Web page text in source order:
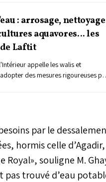
: arrosage, nettoyage
aquavores... les
Laftit
appelle les walis et
des mesures rigoureuses
publiques par l’usage d’eau et le
piscines publiques et privées plus
Pour les cultures aquavores,
décidée en concertation avec le
l’Agriculture.
par le
hormis celle
Royal», souligne M.
pas trouvé d’eau